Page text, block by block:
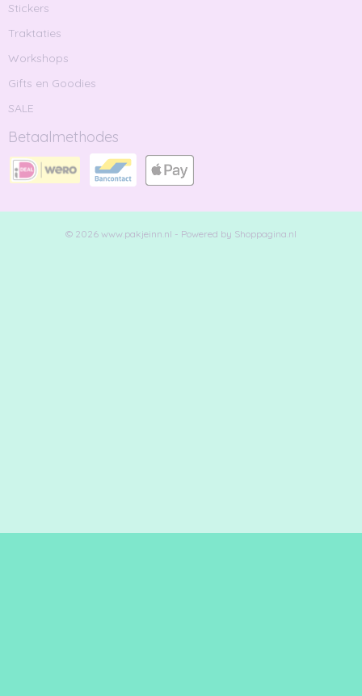
Stickers
Traktaties
Workshops
Gifts en Goodies
SALE
Betaalmethodes
© 2026 www.pakjeinn.nl - Powered by Shoppagina.nl